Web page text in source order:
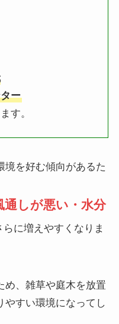
ー
す。
境を好む傾向があるた
しが悪い・水分
に増えやすくなりま
め、雑草や庭木を放置
やすい環境になってし